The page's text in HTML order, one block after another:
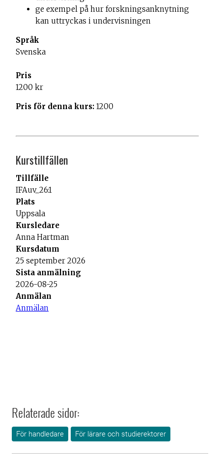
Relaterade sidor:
För handledare För lärare och studierektorer